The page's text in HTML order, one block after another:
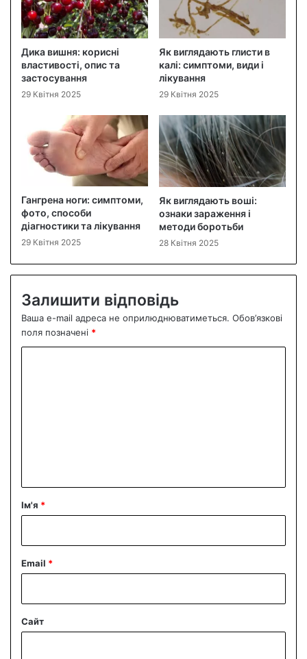
Дика вишня: корисні
властивості, опис та
застосування
29 Квітня 2025
Як виглядають глисти в
калі: симптоми, види і
лікування
29 Квітня 2025
Гангрена ноги: симптоми,
фото, способи
діагностики та лікування
29 Квітня 2025
Як виглядають воші:
ознаки зараження і
методи боротьби
28 Квітня 2025
Залишити відповідь
Ваша e-mail адреса не оприлюднюватиметься. Обов’язкові
поля позначені *
рІм'я *
Email *
Сайт